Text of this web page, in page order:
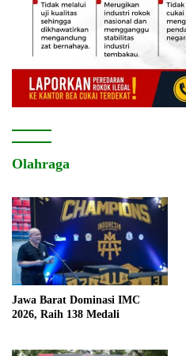
Olahraga
Jawa Barat Dominasi IMC
2026, Raih 138 Medali